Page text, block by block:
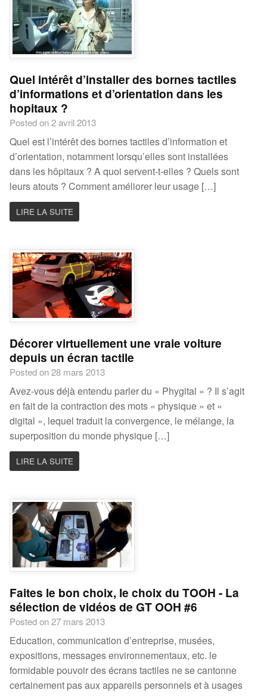
Quel intérêt d’installer des bornes tactiles
d’informations et d’orientation dans les
hopitaux ?
Posted on 2 avril 2013
Quel est l’intérêt des bornes tactiles d’information et
d’orientation, notamment lorsqu’elles sont installées
dans les hôpitaux ? A quoi servent-t-elles ? Quels sont
leurs atouts ? Comment améliorer leur usage […]
LIRE LA SUITE
Décorer virtuellement une vraie voiture
depuis un écran tactile
Posted on 28 mars 2013
Avez-vous déjà entendu parler du « Phygital » ? Il s’agit
en fait de la contraction des mots « physique » et «
digital », lequel traduit la convergence, le mélange, la
superposition du monde physique […]
LIRE LA SUITE
Faites le bon choix, le choix du TOOH - La
sélection de vidéos de GT OOH #6
Posted on 27 mars 2013
Education, communication d’entreprise, musées,
expositions, messages environnementaux, etc. le
formidable pouvoir des écrans tactiles ne se cantonne
certainement pas aux appareils personnels et à usages